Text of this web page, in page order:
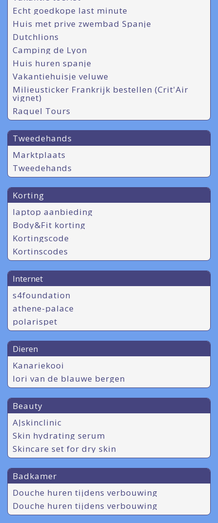
Echt goedkope last minute
Huis met prive zwembad Spanje
Dutchlions
Camping de Lyon
Huis huren spanje
Vakantiehuisje veluwe
Milieusticker Frankrijk bestellen (Crit'Air
vignet)
Raquel Tours
Tweedehands
Marktplaats
Tweedehands
Korting
laptop aanbieding
Body&Fit korting
Kortingscode
Kortinscodes
Internet
s4foundation
athene-palace
polarispet
Dieren
Kanariekooi
lori van de blauwe bergen
Beauty
AJskinclinic
Skin hydrating serum
Skincare set for dry skin
Badkamer
Douche huren tijdens verbouwing
Douche huren tijdens verbouwing